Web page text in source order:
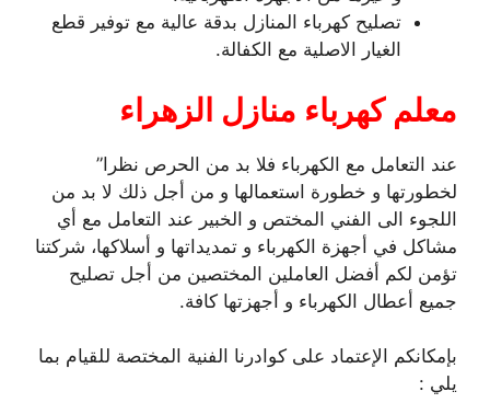
تصليح كهرباء المنازل بدقة عالية مع توفير قطع
الغيار الاصلية مع الكفالة.
معلم كهرباء منازل الزهراء
عند التعامل مع الكهرباء فلا بد من الحرص نظرا”
لخطورتها و خطورة استعمالها و من أجل ذلك لا بد من
اللجوء الى الفني المختص و الخبير عند التعامل مع أي
مشاكل في أجهزة الكهرباء و تمديداتها و أسلاكها، شركتنا
تؤمن لكم أفضل العاملين المختصين من أجل تصليح
جميع أعطال الكهرباء و أجهزتها كافة.
بإمكانكم الإعتماد على كوادرنا الفنية المختصة للقيام بما
يلي :